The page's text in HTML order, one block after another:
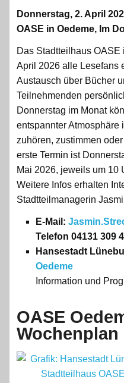
Donnerstag, 2. April
OASE in Oedeme, Im
Das Stadtteilhaus OASE
April 2026 alle Lesefans
Austausch über Bücher
Teilnehmenden
Donnerstag im Monat
entspannter Atmosphäre
zuhören, zustimmen
erste Termin ist
Mai 2026, jeweils um 10
Weitere Infos erhalten
Stadtteilmanagerin
E-Mail:
Telefon 04131 309
Hansestadt
Oedeme
Information und
OASE
Wochenplan